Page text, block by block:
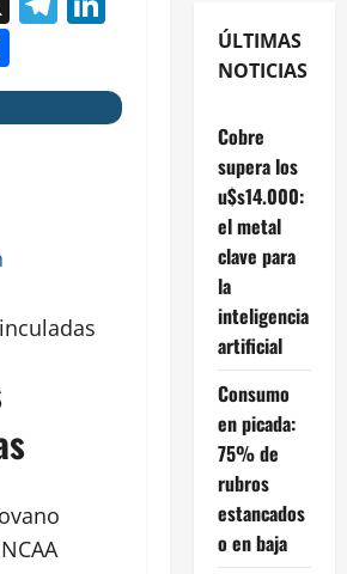
ÚLTIMAS
NOTICIAS
Cobre
supera los
u$s14.000:
el metal
clave para
la
inteligencia
artificial
Consumo
en picada:
75% de
rubros
estancados
o en baja